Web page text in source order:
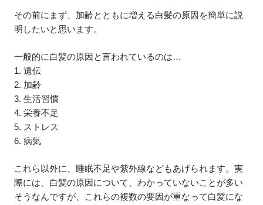
その前にまず、加齢とともに増える白髪の原因を簡単に説
明したいと思います。
一般的に白髪の原因と言われているのは…
1. 遺伝
2. 加齢
3. 生活習慣
4. 栄養不足
5. ストレス
6. 病気
これら以外に、睡眠不足や紫外線などもあげられます。実
際には、白髪の原因について、わかっていないことが多い
そうなんですが、これらの複数の要因が重なって白髪にな